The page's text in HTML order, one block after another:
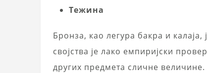
Тежина
Бронза, као легура бакра и
својства је лако емпиријски
других предмета сличне величине.